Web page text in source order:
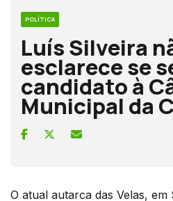
POLÍTICA
Luís Silveira
esclarece se
candidato à
Municipal da
O atual autarca das Velas,